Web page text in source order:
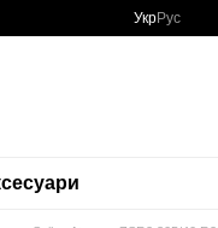
УкрРус